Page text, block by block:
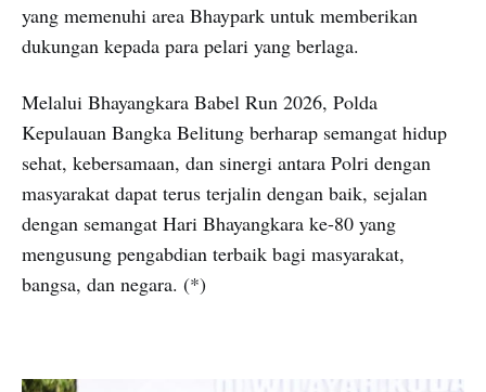
yang memenuhi area Bhaypark untuk memberikan
dukungan kepada para pelari yang berlaga.
Melalui Bhayangkara Babel Run 2026, Polda
Kepulauan Bangka Belitung berharap semangat hidup
sehat, kebersamaan, dan sinergi antara Polri dengan
masyarakat dapat terus terjalin dengan baik, sejalan
dengan semangat Hari Bhayangkara ke-80 yang
mengusung pengabdian terbaik bagi masyarakat,
bangsa, dan negara. (*)